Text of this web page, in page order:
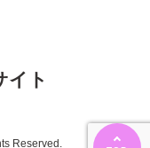
イト
Reserved.